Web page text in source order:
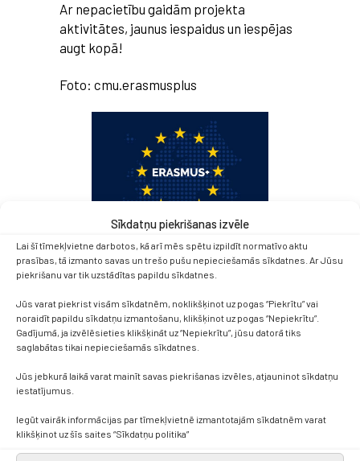
Sīkdatņu piekrišanas izvēle
Lai šī tīmekļvietne darbotos, kā arī mēs spētu izpildīt normatīvo aktu
prasības, tā izmanto savas un trešo pušu nepieciešamās sīkdatnes. Ar Jūsu
piekrišanu var tik uzstādītas papildu sīkdatnes.
Jūs varat piekrist visām sīkdatnēm, noklikšķinot uz pogas “Piekrītu” vai
noraidīt papildu sīkdatņu izmantošanu, klikšķinot uz pogas “Nepiekrītu”.
Gadījumā, ja izvēlēsieties klikšķināt uz “Nepiekrītu”, jūsu datorā tiks
saglabātas tikai nepieciešamās sīkdatnes.
Jūs jebkurā laikā varat mainīt savas piekrišanas izvēles, atjauninot sīkdatņu
iestatījumus.
Iegūt vairāk informācijas par tīmekļvietnē izmantotajām sīkdatnēm varat
klikšķinot uz šīs saites “Sīkdatņu politika”
Ar nepacietību gaidām projekta
aktivitātes, jaunus iespaidus un iespējas
augt kopā!
Foto: cmu.erasmusplus
Kontakti
+371 638 656 05
skola.broceni@saldus.lv